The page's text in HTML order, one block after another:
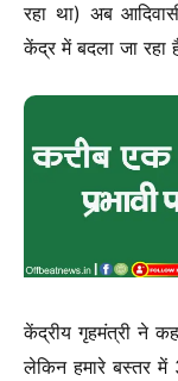
रहा था) अब
केंद्र में बदला जा रहा
केंद्रीय गृहमंत्री ने
लेकिन हमारे बस्तर में